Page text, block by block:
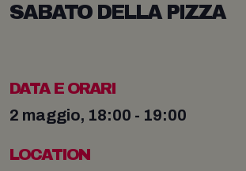
SABATO DELLA PIZZA
DATA E ORARI
2 maggio, 18:00 - 19:00
LOCATION